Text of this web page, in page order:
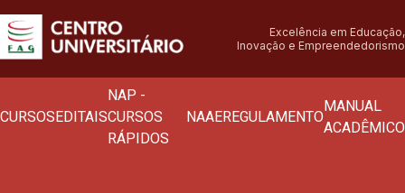
Excelência em Educação,
Inovação e Empreendedorismo
CURSOSEDITAIS
NAP -
CURSOS
RÁPIDOS
NAAEREGULAMENTOMANUAL
ACADÊMICO